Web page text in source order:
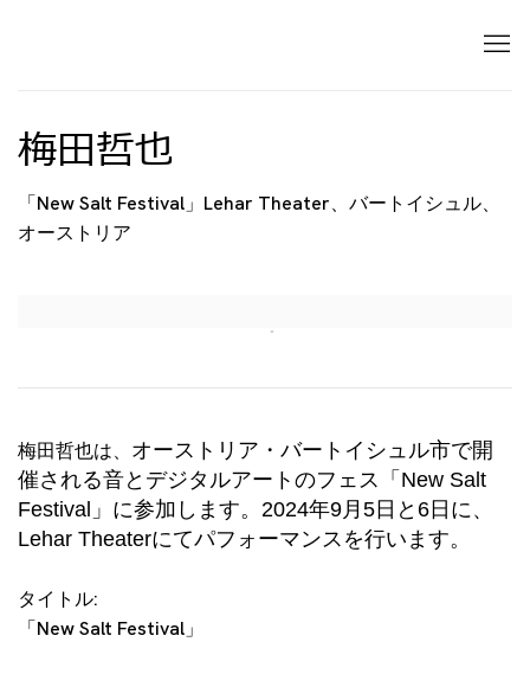
梅田哲也
「New Salt Festival」Lehar Theater、バートイシュル、
オーストリア
梅田哲也は、 オーストリア・ バートイシュル市で開
催される音とデジタルアートのフェス 「New Salt
Festival」に参加します。2024年9月5日と6日に、
Lehar Theaterにてパフォーマンスを行います。
タイトル:
「New Salt Festival」